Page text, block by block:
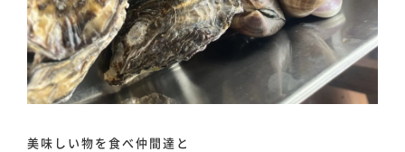
美味しい物を食べ仲間達と